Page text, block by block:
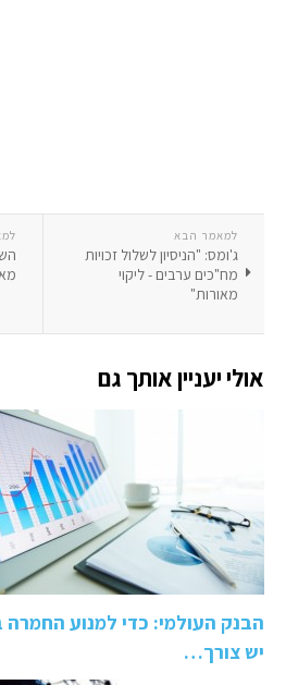
למאמר הבא
ג'ומס: "הניסיון לשלול זכויות
מח"כים ערבים - ליקוי
מאורות"
אולי יעניין אותך גם
הבנק העולמי: כדי למנוע
יש צורך…